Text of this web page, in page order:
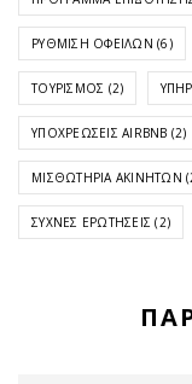
ΡΎΘΜΙΣΗ ΟΦΕΙΛΏΝ (6)
ΤΟΥΡΙΣΜΌΣ (2)
ΥΠΟΧΡΕΏΣΕΙΣ AIRBNB (2)
ΜΙΣΘΩΤΉΡΙΑ ΑΚΙΝΉΤΩΝ
ΣΥΧΝΈΣ ΕΡΩΤΉΣΕΙΣ (2)